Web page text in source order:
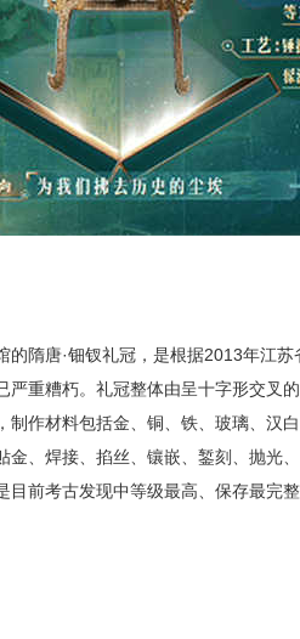
的隋唐·钿钗礼冠 ， 是根据2013年江苏
严重糟朽。礼冠整体由呈十字形交叉
制作材料包括金、铜、铁、玻璃、汉
金、焊接、掐丝、镶嵌、錾刻、抛光
目前考古发现中等级最高、保存最完